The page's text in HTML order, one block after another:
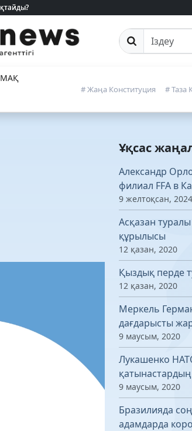
Сайттан іздеу
# Жаңа Конституция # Таза
Ұқсас
Александр
филиал FFA в
9 желтоқсан, 2024
Асқазан
құрылысы
12 қазан, 2020
Қыздық перде
12 қазан, 2020
Меркель
дағдарысты
9 маусым, 2020
Лукашенко
9 маусым, 2020
Бразилияда
адамдарда